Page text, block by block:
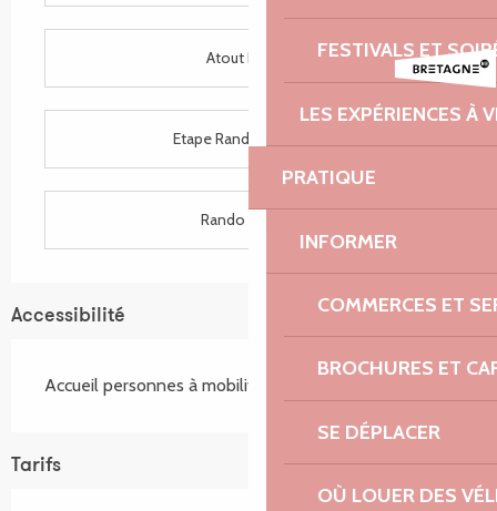
FESTIVALS ET
LES EXPÉRIENCES À
PRATIQUE
INFORMER
COMMERCES ET
BROCHURES ET
SE DÉPLACER
OÙ LOUER DES
Atout France
Etape Rando Bretagne
Rando Accueil
Accessibilité
Accueil personnes à mobilité réduite
Tarifs